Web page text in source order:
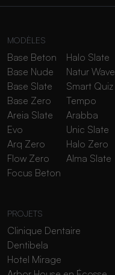
MODÈLES
Base Beton
Base Nude
Base Slate
Base Zero
Areia Slate
Evo
Arq Zero
Flow Zero
Focus Beton
Halo Slate
Natur Wave
Smart Quiz
Tempo
Arabba
Unic Slate
Halo Zero
Alma Slate
PROJETS
Clinique Dentaire
Dentibela
Hotel Mirage